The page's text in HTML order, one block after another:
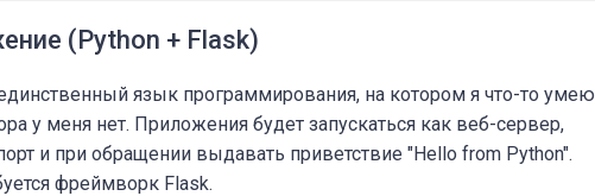
(Python + Flask)
язык программирования, на котором я что-то умею
у меня нет. Приложения будет запускаться как веб-сервер,
и при обращении выдавать приветствие "Hello from Python".
фреймворк Flask.